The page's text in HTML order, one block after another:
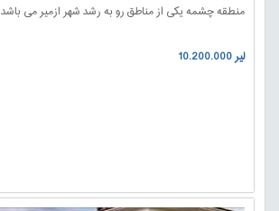
منطقه چشمه یکی از مناطق رو به رشد شهر ازمیر می باشد
10.200.000 لیر